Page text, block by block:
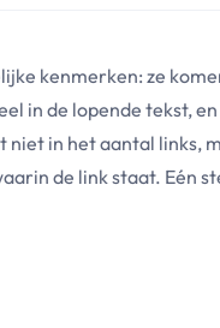
kenmerken: ze
in de lopende tekst, en
niet in het aantal links,
de link staat. Eén